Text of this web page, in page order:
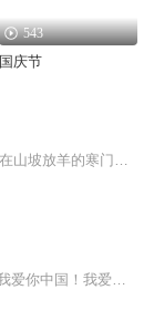
543
国庆节